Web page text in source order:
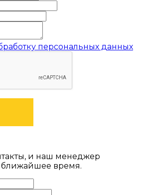
персональных данных
и наш менеджер
ближайшее время.